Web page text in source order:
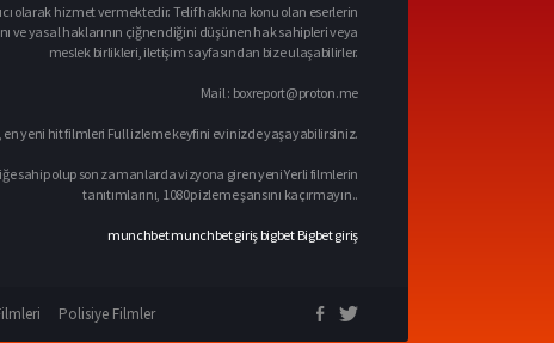
olarak hizmet vermektedir. Telif hakkına konu olan eserlerin
ve yasal haklarının çiğnendiğini düşünen hak sahipleri veya
meslek birlikleri, iletişim sayfasından bize ulaşabilirler.
Mail : boxreport@proton.me
en yeni hit filmleri Full izleme keyfini evinizde yaşayabilirsiniz.
sahip olup son zamanlarda vizyona giren yeni Yerli filmlerin
tanıtımlarını, 1080p izleme şansını kaçırmayın..
munchbetmunchbet giriş bigbet Bigbet giriş
Polisiye Filmler